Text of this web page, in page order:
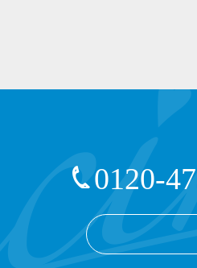
0120-